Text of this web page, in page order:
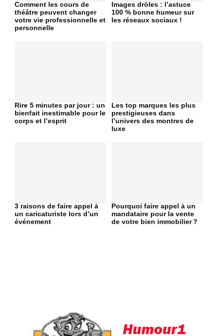
Comment les cours de
théâtre peuvent changer
votre vie professionnelle et
personnelle
Images drôles : l’astuce
100 % bonne humeur sur
les réseaux sociaux !
Rire 5 minutes par jour : un
bienfait inestimable pour le
corps et l’esprit
Les top marques les plus
prestigieuses dans
l’univers des montres de
luxe
3 raisons de faire appel à
un caricaturiste lors d’un
événement
Pourquoi faire appel à un
mandataire pour la vente
de votre bien immobilier ?